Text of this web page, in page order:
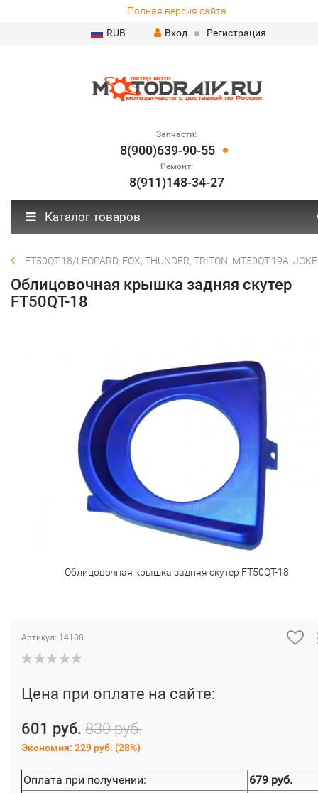
Полная версия сайта
RUB
Вход Регистрация
Запчасти:
8(900)639-90-55
Ремонт:
8(911)148-34-27
Каталог товаров
FT50QT-18/LEOPARD, FOX, THUNDER, TRITON, MT50QT-19A,
Облицовочная крышка задняя скутер
FT50QT-18
Облицовочная крышка задняя скутер FT50QT-18
Артикул: 14138
Цена при оплате на сайте:
601 руб. 830 руб.
Экономия: 229 руб. (28%)
Оплата при получении:
679 руб.